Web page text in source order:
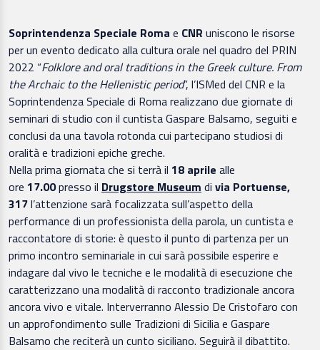
Soprintendenza Speciale Roma e CNR uniscono le risorse
per un evento dedicato alla cultura orale nel quadro del PRIN
2022 “Folklore and oral traditions in the Greek culture. From
the Archaic to the Hellenistic period”, l’ISMed del CNR e la
Soprintendenza Speciale di Roma realizzano due giornate di
seminari di studio con il cuntista Gaspare Balsamo, seguiti e
conclusi da una tavola rotonda cui partecipano studiosi di
oralità e tradizioni epiche greche.
Nella prima giornata che si terrà il 18 aprile alle
ore 17.00presso il Drugstore Museum di via Portuense,
317l’attenzione sarà focalizzata sull’aspetto della
performance di un professionista della parola, un cuntista e
raccontatore di storie: è questo il punto di partenza per un
primo incontro seminariale in cui sarà possibile esperire e
indagare dal vivo le tecniche e le modalità di esecuzione che
caratterizzano una modalità di racconto tradizionale ancora
ancora vivo e vitale. Interverranno Alessio De Cristofaro con
un approfondimento sulle Tradizioni di Sicilia e Gaspare
Balsamo che reciterà un cunto siciliano. Seguirà il dibattito.